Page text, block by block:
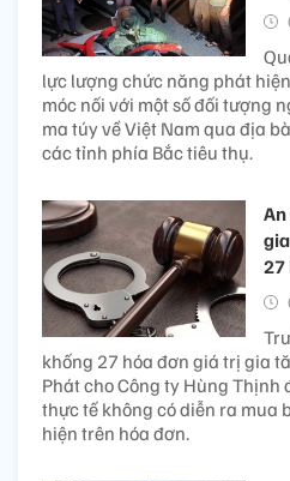
lực lượng chức năng phát
móc nối với một số đối tượng
ma túy về Việt Nam qua địa
các tỉnh phía Bắc tiêu thụ.
27
khống 27 hóa đơn giá trị gia
Phát cho Công ty Hùng
thực tế không có diễn ra mua
hiện trên hóa đơn.